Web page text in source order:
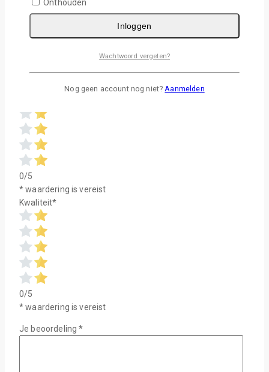
Er zijn nog geen beoordelingen
Wees de eerste om “Flipcase Iphone 5S/SE” te beoordelen
Totale waardering
0/5
* waardering is vereist
Kwaliteit*
0/5
* waardering is vereist
Je beoordeling*
Onthouden
Inloggen
Wachtwoord vergeten?
Nog geen account nog niet?Aanmelden